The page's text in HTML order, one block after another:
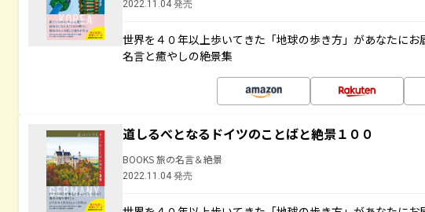
2022.11.04 発売
世界を４０年以上歩いてきた「地球の歩き方」があなたに
名言と癒やしの絶景集
道しるべとなるドイツのことばと絶景１００
BOOKS 旅の名言＆絶景
2022.11.04 発売